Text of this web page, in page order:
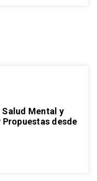
Mental y
desde